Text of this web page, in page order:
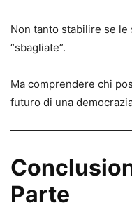
Non tanto stabilire se le
“sbagliate”.
Ma comprendere chi
futuro di una
Parte